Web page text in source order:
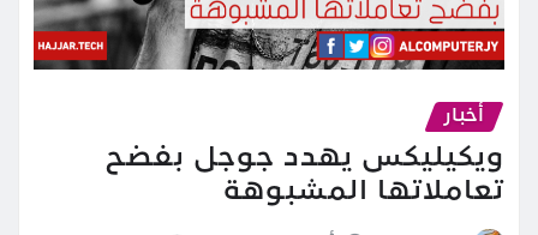
أخبار
ويكيليكس يهدد جوجل بفضح
تعاملاتها المشبوهة